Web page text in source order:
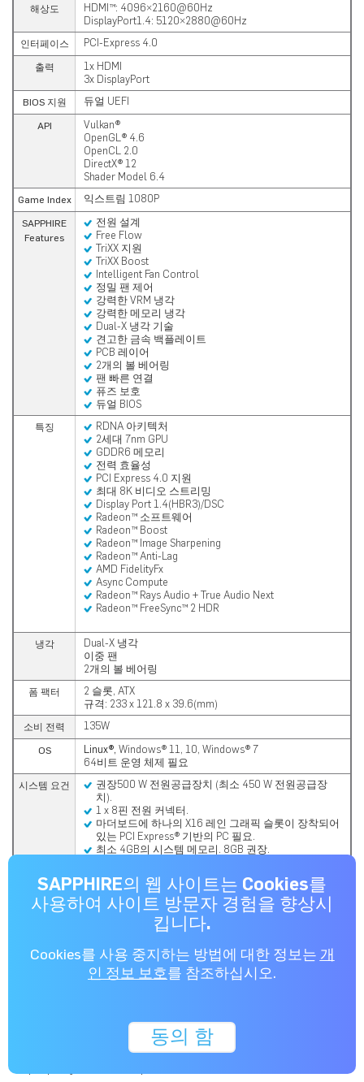
SAPPHIRE의 웹 사이트는 Cookies를
사용하여 사이트 방문자 경험을 향상시
킵니다.
Cookies를 사용 중지하는 방법에 대한 정보는 개
인 정보 보호를 참조하십시오.
동의 함
해상도
HDMI™: 4096×2160@60Hz
DisplayPort1.4: 5120×2880@60Hz
인터페이스 PCI-Express 4.0
출력
1x HDMI
3x DisplayPort
BIOS 지원 듀얼 UEFI
API
Vulkan®
OpenGL® 4.6
OpenCL 2.0
DirectX® 12
Shader Model 6.4
Game Index 익스트림 1080P
SAPPHIRE
Features
전원 설계
Free Flow
TriXX 지원
TriXX Boost
Intelligent Fan Control
정밀 팬 제어
강력한 VRM 냉각
강력한 메모리 냉각
Dual-X 냉각 기술
견고한 금속 백플레이트
PCB 레이어
2개의 볼 베어링
팬 빠른 연결
퓨즈 보호
듀얼 BIOS
특징
RDNA 아키텍처
2세대 7nm GPU
GDDR6 메모리
전력 효율성
PCI Express 4.0 지원
최대 8K 비디오 스트리밍
Display Port 1.4(HBR3)/DSC
Radeon™ 소프트웨어
Radeon™ Boost
Radeon™ Image Sharpening
Radeon™ Anti-Lag
AMD FidelityFx
Async Compute
Radeon™ Rays Audio + True Audio Next
Radeon™ FreeSync™ 2 HDR
냉각
Dual-X 냉각
이중 팬
2개의 볼 베어링
폼 팩터
2 슬롯, ATX
규격: 233 x 121.8 x 39.6(mm)
소비 전력 135W
OS Linux®, Windows® 11, 10, Windows® 7
64비트 운영 체제 필요
시스템 요건
권장500 W 전원공급장치 (최소 450 W 전원공급장
치).
1 x 8핀 전원 커넥터.
마더보드에 하나의 X16 레인 그래픽 슬롯이 장착되어
있는 PCI Express® 기반의 PC 필요.
최소 4GB의 시스템 메모리. 8GB 권장.
Specifications provided here are for guidance only. Please
check with your regional distributor or dealer for latest
specifications.
Colors of PCB or other components may differ from
specifications without prior notice.
All trademarks and logos are acknowledged as the